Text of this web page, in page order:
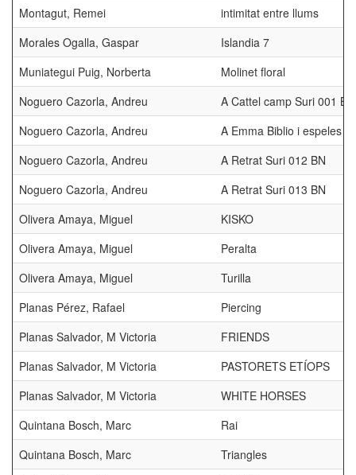
Montagut, Remei
intimitat entre llums
Morales Ogalla, Gaspar
Islandia 7
Muniategui Puig, Norberta
Molinet floral
Noguero Cazorla, Andreu
A Cattel camp Suri 001 BN
Noguero Cazorla, Andreu
A Emma Biblio i espeles
Noguero Cazorla, Andreu
A Retrat Suri 012 BN
Noguero Cazorla, Andreu
A Retrat Suri 013 BN
Olivera Amaya, Miguel
KISKO
Olivera Amaya, Miguel
Peralta
Olivera Amaya, Miguel
Turilla
Planas Pérez, Rafael
Piercing
Planas Salvador, M Victoria
FRIENDS
Planas Salvador, M Victoria
PASTORETS ETÍOPS
Planas Salvador, M Victoria
WHITE HORSES
Quintana Bosch, Marc
Rai
Quintana Bosch, Marc
Triangles